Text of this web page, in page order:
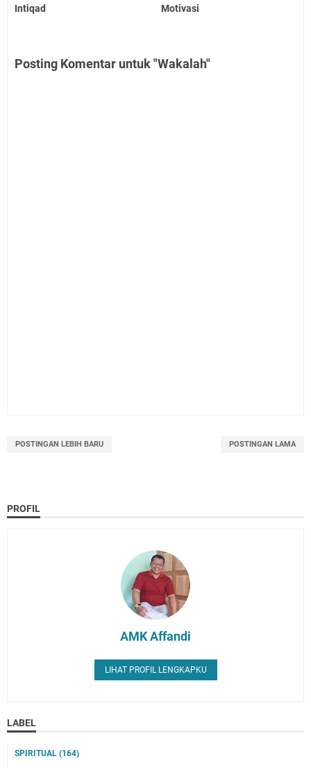
Intiqad Motivasi
Posting Komentar untuk "Wakalah"
POSTINGAN LEBIH BARU POSTINGAN LAMA
PROFIL
AMK Affandi
LIHAT PROFIL LENGKAPKU
LABEL
SPIRITUAL (164)